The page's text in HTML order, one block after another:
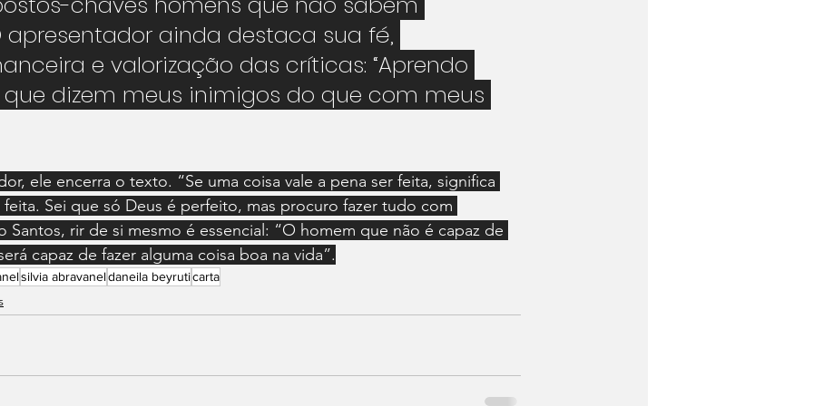
apresentador ainda destaca sua fé,
e valorização das críticas: “Aprendo
dizem meus inimigos do que com meus
ele encerra o texto. “Se uma coisa vale a pena ser feita, significa
Sei que só Deus é perfeito, mas procuro fazer tudo com
Santos, rir de si mesmo é essencial: “O homem que não é capaz de
capaz de fazer alguma coisa boa na vida”.
silvia abravaneldaneila beyruticarta